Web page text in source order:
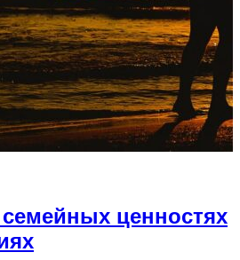
ценностях